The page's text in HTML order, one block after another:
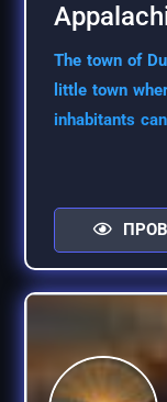
The town of
little town
inhabitants